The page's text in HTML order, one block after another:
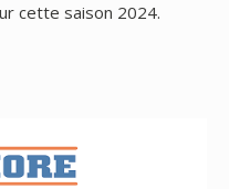
cette saison 2024.